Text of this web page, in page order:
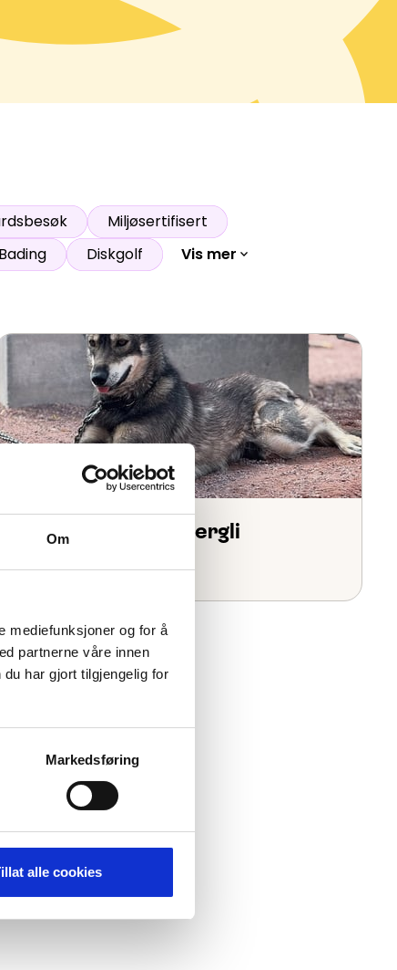
Om
mediefunksjoner og for å
partnerne våre innen
har gjort tilgjengelig for
Markedsføring
alle cookies
Miljøsertifisert
Bading Diskgolf Vis mer expand_more
Kennelbesøk på Bergli